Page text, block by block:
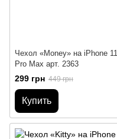
Чехол «Money» на iPhone 11
Pro Max арт. 2363
299 грн 449 грн
Купить